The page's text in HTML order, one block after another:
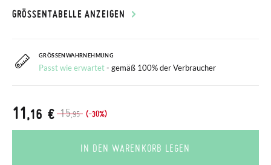
GRÖSSENTABELLE ANZEIGEN
GRÖSSENWAHRNEHMUNG
Passt wie erwartet- gemäß 100% der Verbraucher
15,95 (-30%)
11,16 €
IN DEN WARENKORB LEGEN